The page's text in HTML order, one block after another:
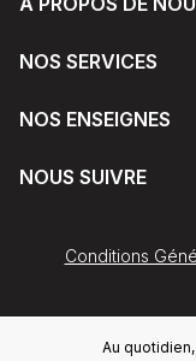
NOS SERVICES
NOS ENSEIGNES
NOUS SUIVRE
Conditions
Au